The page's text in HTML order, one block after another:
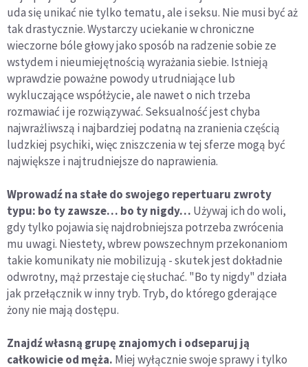
uda się unikać nie tylko tematu, ale i seksu. Nie musi być aż
tak drastycznie. Wystarczy uciekanie w chroniczne
wieczorne bóle głowy jako sposób na radzenie sobie ze
wstydem i nieumiejętnością wyrażania siebie. Istnieją
wprawdzie poważne powody utrudniające lub
wykluczające współżycie, ale nawet o nich trzeba
rozmawiać i je rozwiązywać. Seksualność jest chyba
najwrażliwszą i najbardziej podatną na zranienia częścią
ludzkiej psychiki, więc zniszczenia w tej sferze mogą być
największe i najtrudniejsze do naprawienia.
Wprowadź na stałe do swojego repertuaru zwroty
typu: bo ty zawsze… bo ty nigdy… Używaj ich do woli,
gdy tylko pojawia się najdrobniejsza potrzeba zwrócenia
mu uwagi. Niestety, wbrew powszechnym przekonaniom
takie komunikaty nie mobilizują - skutek jest dokładnie
odwrotny, mąż przestaje cię słuchać. "Bo ty nigdy" działa
jak przełącznik w inny tryb. Tryb, do którego gderające
żony nie mają dostępu.
Znajdź własną grupę znajomych i odseparuj ją
całkowicie od męża. Miej wyłącznie swoje sprawy i tylko